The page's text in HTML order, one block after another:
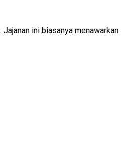
ini biasanya menawarkan